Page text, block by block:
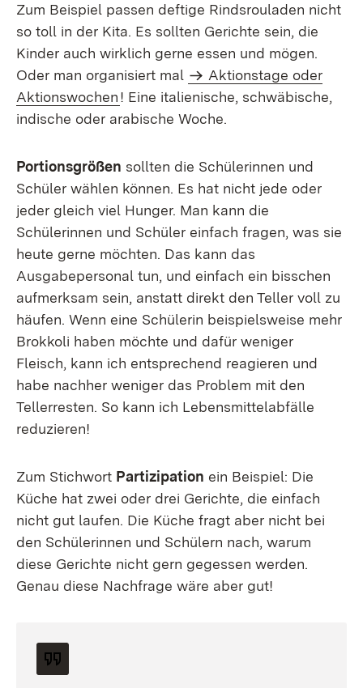
Zum Beispiel passen deftige Rindsrouladen nicht
so toll in der Kita. Es sollten Gerichte sein, die
Kinder auch wirklich gerne essen und mögen.
Oder man organisiert mal
Aktionstage oder
Aktionswochen! Eine italienische, schwäbische,
indische oder arabische Woche.
Portionsgrößen sollten die Schülerinnen und
Schüler wählen können. Es hat nicht jede oder
jeder gleich viel Hunger. Man kann die
Schülerinnen und Schüler einfach fragen, was sie
heute gerne möchten. Das kann das
Ausgabepersonal tun, und einfach ein bisschen
aufmerksam sein, anstatt direkt den Teller voll zu
häufen. Wenn eine Schülerin beispielsweise mehr
Brokkoli haben möchte und dafür weniger
Fleisch, kann ich entsprechend reagieren und
habe nachher weniger das Problem mit den
Tellerresten. So kann ich Lebensmittelabfälle
reduzieren!
Zum Stichwort Partizipation ein Beispiel: Die
Küche hat zwei oder drei Gerichte, die einfach
nicht gut laufen. Die Küche fragt aber nicht bei
den Schülerinnen und Schülern nach, warum
diese Gerichte nicht gern gegessen werden.
Genau diese Nachfrage wäre aber gut!